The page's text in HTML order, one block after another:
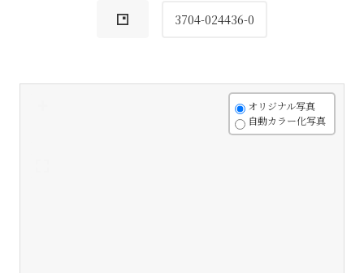
3704-024436-0
オリジナル写真
自動カラー化写真